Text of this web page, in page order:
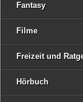
Fantasy
Filme
Freizeit und
Hörbuch